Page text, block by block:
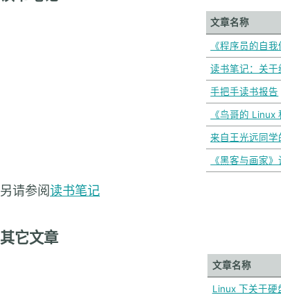
文章名称
《程序员的自
读书笔记：关
手把手读书报告
《鸟哥的
来自王光远同
《黑客与画家
另请参阅读书笔记
其它文章
文章名称
Linux 下关于硬